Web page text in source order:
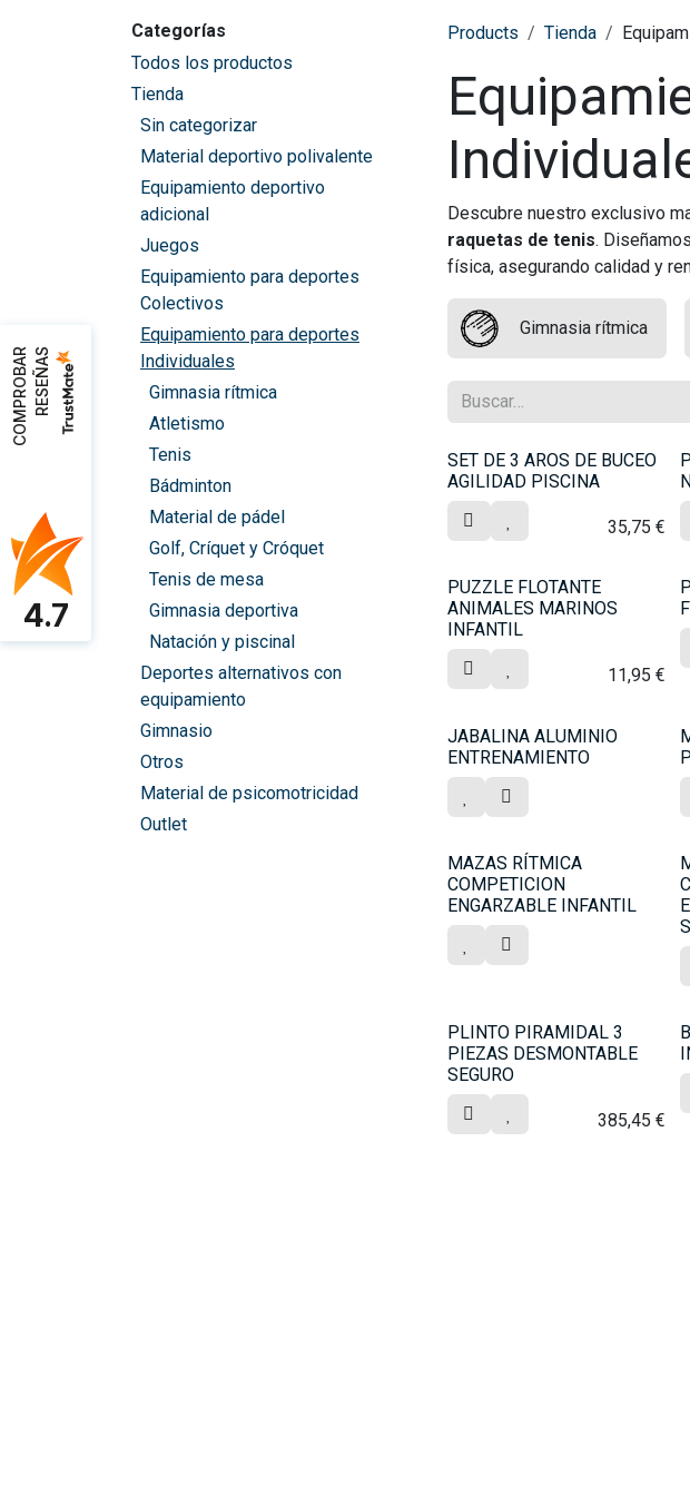
Categorías
Todos los productos
Tienda
Sin categorizar
Material deportivo polivalente
Equipamiento deportivo
adicional
Juegos
Equipamiento para deportes
Colectivos
Equipamiento para deportes
Individuales
Gimnasia rítmica
Atletismo
Tenis
Bádminton
Material de pádel
Golf, Críquet y Cróquet
Tenis de mesa
Gimnasia deportiva
Natación y piscinal
Deportes alternativos con
equipamiento
Gimnasio
Otros
Material de psicomotricidad
Outlet
Products Tienda
Descubre nuestro exclusivo
raquetas de tenis.
física, asegurando calidad y
Gimnasia rítmica
SET DE 3 AROS DE BUCEO
AGILIDAD PISCINA
35,75 €
PUZZLE FLOTANTE
ANIMALES MARINOS
INFANTIL
11,95 €
JABALINA ALUMINIO
ENTRENAMIENTO
MAZAS RÍTMICA
COMPETICION
ENGARZABLE INFANTIL
PLINTO PIRAMIDAL 3
PIEZAS DESMONTABLE
SEGURO
385,45 €
C
O
M
P
R
O
B
A
R
R
E
S
E
Ñ
AS
4.7